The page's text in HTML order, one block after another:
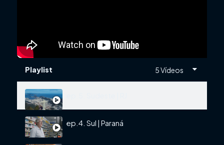
Playlist 5 Vídeos
ep.4. Sul | Paraná